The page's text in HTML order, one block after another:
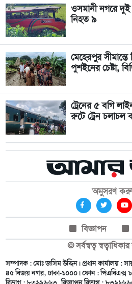
ওসমানী নগরে দুই
নিহত ৯
মেহেরপুর
পুশইনের চেষ্টা,
ট্রেনের ৫ বগি
রুটে ট্রেন চলাচল
অনুসরণ
বিজ্ঞাপন
© সর্বস্বত্ব
সম্পাদক : মোঃ জসিম উদ্দিন। প্রধান কার্যালয় :
৪৫ বিজয় নগর, ঢাকা-১০০০। ফোন : পিএবিএক্স